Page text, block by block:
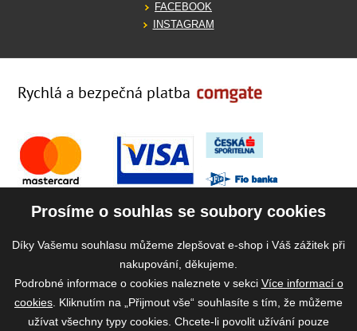
FACEBOOK
INSTAGRAM
Rychlá a bezpečná platba
Prosíme o souhlas se soubory cookies
Díky Vašemu souhlasu můžeme zlepšovat e-shop i Váš zážitek při
nakupování, děkujeme.
Podrobné informace o cookies naleznete v sekci Více informací o
cookies . Kliknutím na „Přijmout vše“ souhlasíte s tím, že můžeme
užívat všechny typy cookies. Chcete-li povolit užívání pouze